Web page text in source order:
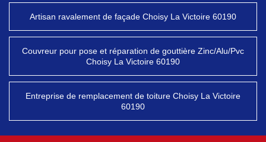
Artisan ravalement de façade Choisy La Victoire 60190
Couvreur pour pose et réparation de gouttière Zinc/Alu/Pvc
Choisy La Victoire 60190
Entreprise de remplacement de toiture Choisy La Victoire
60190